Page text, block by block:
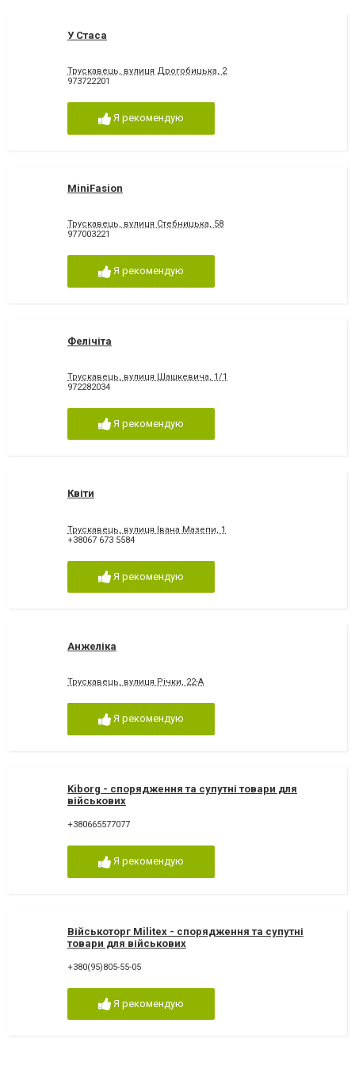
У Стаса
Трускавець, вулиця Дрогобицька, 2
973722201
Я рекомендую
MiniFasion
Трускавець, вулиця Стебницька, 58
977003221
Я рекомендую
Фелічіта
Трускавець, вулиця Шашкевича, 1/1
972282034
Я рекомендую
Квіти
Трускавець, вулиця Івана Мазепи, 1
+38067 673 5584
Я рекомендую
Анжеліка
Трускавець, вулиця Річки, 22-А
Я рекомендую
Kiborg - спорядження та супутні товари для
військових
+380665577077
Я рекомендую
Військоторг Militex - спорядження та супутні
товари для військових
+380(95)805-55-05
Я рекомендую